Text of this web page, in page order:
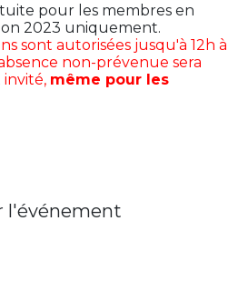
pour les membres en
2023 uniquement.
sont autorisées jusqu'à 12h à
non-prévenue sera
même pour les
l'événement